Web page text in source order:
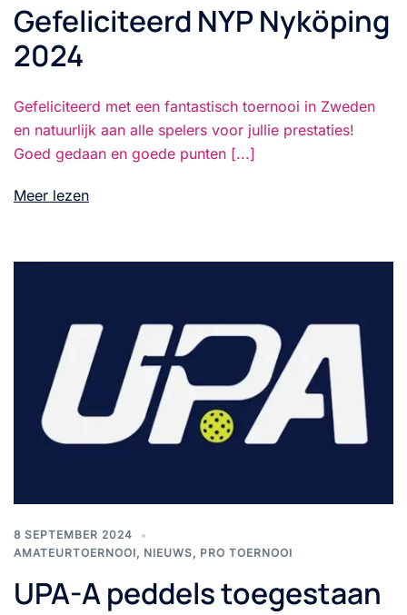
Gefeliciteerd NYP Nyköping
2024
Gefeliciteerd met een fantastisch toernooi in Zweden
en natuurlijk aan alle spelers voor jullie prestaties!
Goed gedaan en goede punten [...]
Meer lezen
8 SEPTEMBER 2024
AMATEURTOERNOOI, NIEUWS, PRO TOERNOOI
UPA-A peddels toegestaan